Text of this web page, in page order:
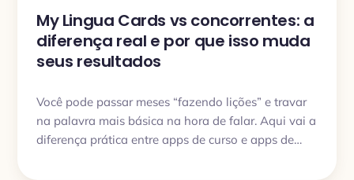
My Lingua Cards vs concorrentes: a
diferença real e por que isso muda
seus resultados
Você pode passar meses “fazendo lições” e travar
na palavra mais básica na hora de falar. Aqui vai a
diferença prática entre apps de curso e apps de